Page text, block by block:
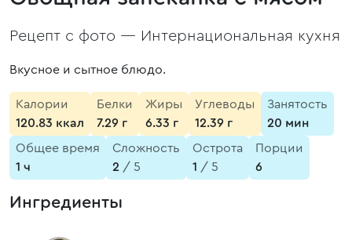
Рецепт с фото — Интернациональная кухня
Вкусное и сытное блюдо.
Калории
120.83 ккал
Белки
7.29 г
Жиры
6.33 г
Углеводы
12.39 г
Занятость
20 мин
Общее время
1 ч
Сложность
2 / 5
Острота
1 / 5
Порции
6
Ингредиенты